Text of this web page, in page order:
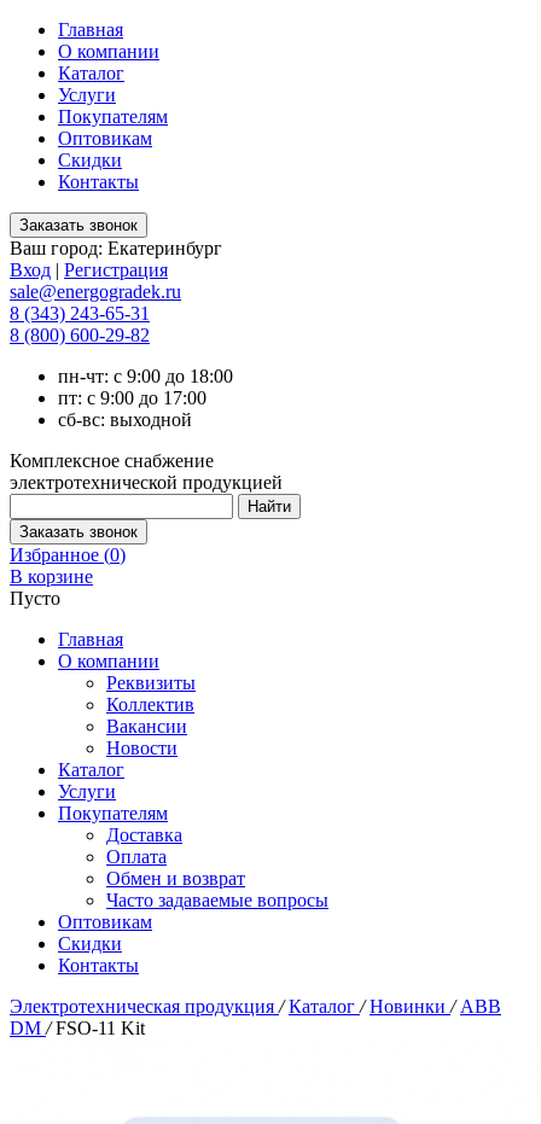
Главная
О компании
Каталог
Услуги
Покупателям
Оптовикам
Скидки
Контакты
Ваш город: Екатеринбург
Вход | Регистрация
sale@energogradek.ru
8 (343) 243-65-31
8 (800) 600-29-82
пн-чт: с 9:00 до 18:00
пт: с 9:00 до 17:00
сб-вс: выходной
Комплексное снабжение
электротехнической продукцией
Избранное (0)
В корзине
Пусто
Главная
О компании
Реквизиты
Коллектив
Вакансии
Новости
Каталог
Услуги
Покупателям
Доставка
Оплата
Обмен и возврат
Часто задаваемые вопросы
Оптовикам
Скидки
Контакты
Электротехническая продукция / Каталог / Новинки / ABB
DM / FSO-11 Kit